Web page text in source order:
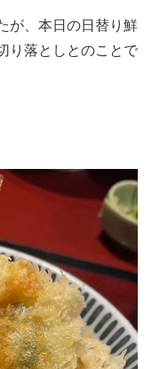
が、本日の日替り鮮
り落としとのことで